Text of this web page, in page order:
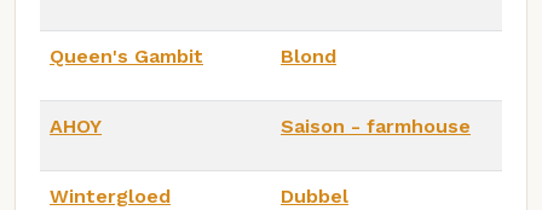
Queen's Gambit Blond
AHOY Saison - farmhouse
Wintergloed Dubbel